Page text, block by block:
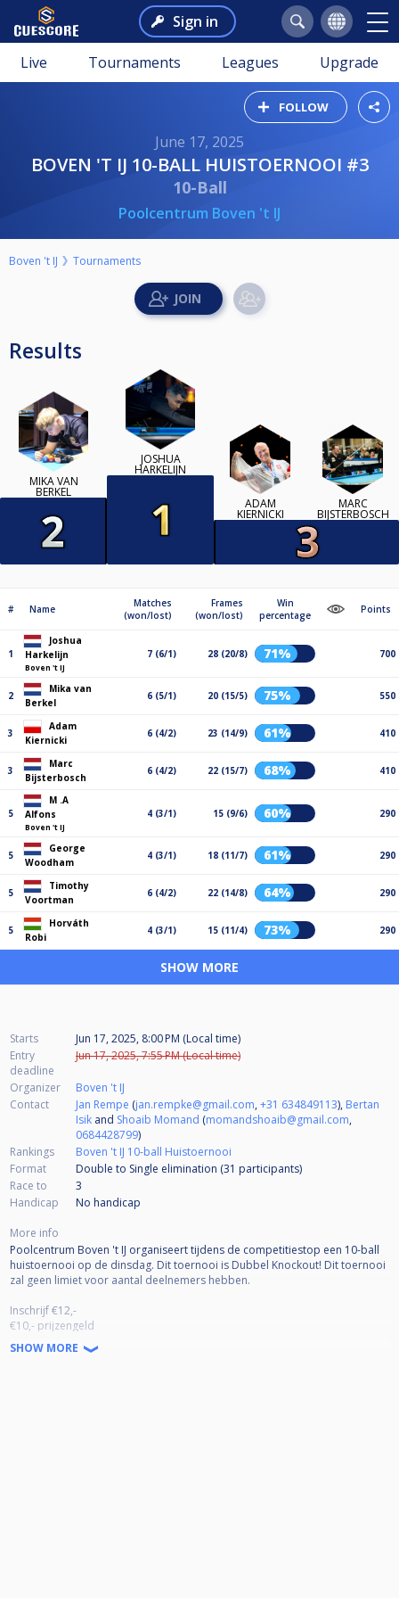
Sign in
Live Tournaments Leagues Upgrade
FOLLOW
June 17, 2025
BOVEN 'T IJ 10-BALL HUISTOERNOOI #3
10-Ball
Poolcentrum Boven 't IJ
Boven 't IJ Tournaments
Results
MIKA VAN
BERKEL
JOSHUA
HARKELIJN
ADAM
KIERNICKI
MARC
BIJSTERBOSCH
# Name
Matches
(won/lost)
Frames
(won/lost)
Win
percentage
Points
1
Joshua
Harkelijn
Boven 't IJ
7 (6/1) 28 (20/8) 71% 700
2
Mika van
Berkel
6 (5/1) 20 (15/5) 75% 550
3
Adam
Kiernicki
6 (4/2) 23 (14/9) 61% 410
3
Marc
Bijsterbosch
6 (4/2) 22 (15/7) 68% 410
5
M .A
Alfons
Boven 't IJ
4 (3/1) 15 (9/6) 60% 290
5
George
Woodham
4 (3/1) 18 (11/7) 61% 290
5
Timothy
Voortman
6 (4/2) 22 (14/8) 64% 290
5
Horváth
Robi
4 (3/1) 15 (11/4) 73% 290
SHOW MORE
Starts
Jun 17, 2025, 8:00 PM (Local time)
Entry
deadline
Jun 17, 2025, 7:55 PM (Local time)
Organizer
Boven 't IJ
Contact
Jan Rempe (jan.rempke@gmail.com,+31 634849113), Bertan
Isik and Shoaib Momand (momandshoaib@gmail.com,
0684428799)
Rankings
Boven 't IJ 10-ball Huistoernooi
Format
Double to Single elimination (31 participants)
Race to
3
Handicap
No handicap
More info
Poolcentrum Boven 't IJ organiseert tijdens de competitiestop een 10-ball
huistoernooi op de dinsdag. Dit toernooi is Dubbel Knockout! Dit toernooi
zal geen limiet voor aantal deelnemers hebben.
Inschrijf €12,-
€10,- prijzengeld
€2,- Masters pot
DKO tot laatste 8 bij 32 deelnemers of lager
SHOW MORE